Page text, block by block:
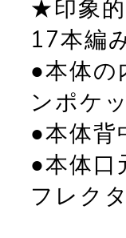
★印象
17本編
●本体の
ンポケ
●本体
●本体
フレク